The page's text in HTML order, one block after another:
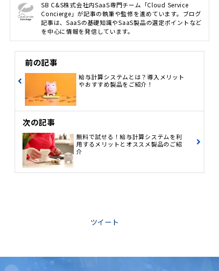
SB C&S株式会社内SaaS専門チーム「Cloud Service
Concierge」が記事の執筆や監修を進めています。ブログ
記事は、SaaSの基礎知識やSaaS製品の選定ポイントなど
を中心に情報を発信しています。
前の記事
給与計算システムとは？導入メリット
やおすすめ製品をご紹介！
次の記事
無料で試せる！給与計算システムを利
用するメリットとオススメ製品のご紹
介
ツイート